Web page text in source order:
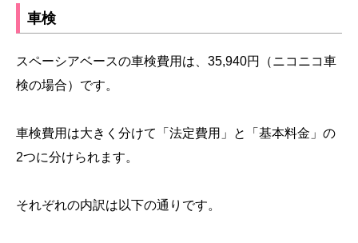
車検
スペーシアベースの車検費用は、35,940円（ニコニコ車
検の場合）です。
車検費用は大きく分けて「法定費用」と「基本料金」の
2つに分けられます。
それぞれの内訳は以下の通りです。